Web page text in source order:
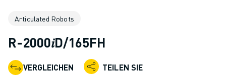
ROBOTERPALETTE
ROBOTER-ZUBEHÖR
ROBOTER-SOFTWARE
SIMULATIONSSOFTWARE
Articulated Robots
R-2000𝑖D/165FH
VERGLEICHEN TEILEN SIE